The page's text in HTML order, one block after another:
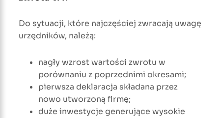
Do sytuacji, które najczęściej zwracają uwagę
urzędników, należą:
nagły wzrost wartości zwrotu w
porównaniu z poprzednimi okresami;
pierwsza deklaracja składana przez
nowo utworzoną firmę;
duże inwestycje generujące wysokie